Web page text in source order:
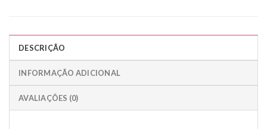
DESCRIÇÃO
INFORMAÇÃO ADICIONAL
AVALIAÇÕES (0)